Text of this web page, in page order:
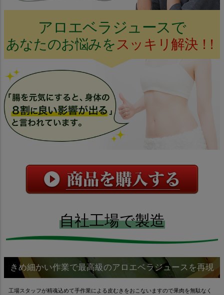
アロエベラジュースで
あなたのお悩みを スッキリ解決！！
自社工場で製造
きめ細かい作業で最高級のアロエベラジュースを再現
工場スタッフが精魂込めて手作業による皮むきをおこないますので果肉を無駄なく